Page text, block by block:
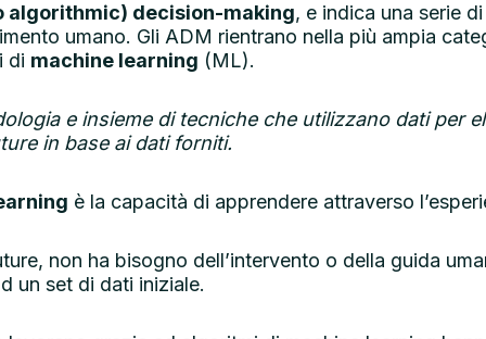
algorithmic) decision-making, e indica una serie
umano. Gli ADM rientrano nella più ampia
di machine learning (ML).
e insieme di tecniche che utilizzano dati per
in base ai dati forniti.
è la capacità di apprendere attraverso
non ha bisogno dell’intervento o della guida
un set di dati iniziale.